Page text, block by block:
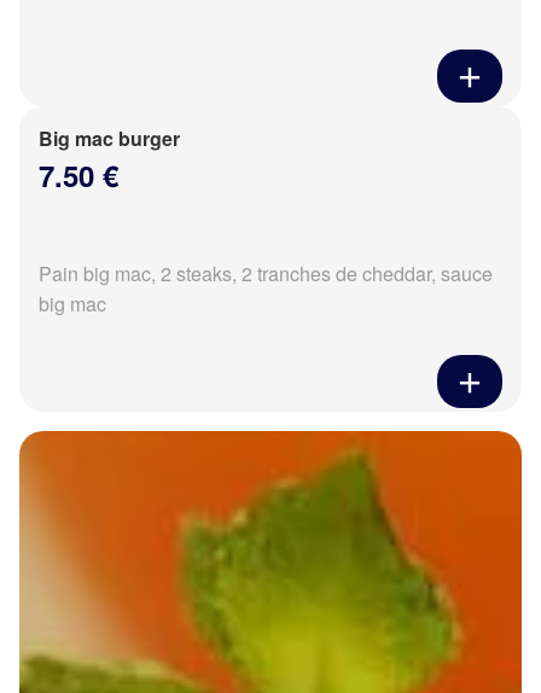
Big mac burger
7.50 €
Pain big mac, 2 steaks, 2 tranches de cheddar, sauce
big mac